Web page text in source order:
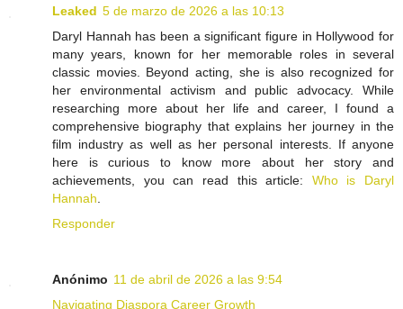
Leaked 5 de marzo de 2026 a las 10:13
Daryl Hannah has been a significant figure in Hollywood for
many years, known for her memorable roles in several
classic movies. Beyond acting, she is also recognized for
her environmental activism and public advocacy. While
researching more about her life and career, I found a
comprehensive biography that explains her journey in the
film industry as well as her personal interests. If anyone
here is curious to know more about her story and
achievements, you can read this article: Who is Daryl
Hannah
Responder
Anónimo 11 de abril de 2026 a las 9:54
Navigating Diaspora Career Growth